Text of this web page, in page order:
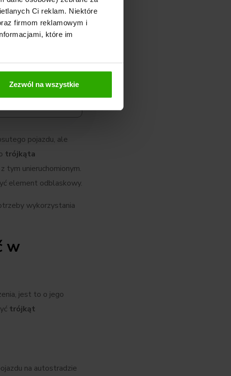
Ci reklam. Niektóre
firmom reklamowym i
które im
Zezwól na wszystkie
– dowiedz się jakie
dokumenty i
pokonać
pojazdu, ale
trójkąta
tym unieruchomionym.
element odblaskowy.
wykorzystania
w
jest to o jego
trójkąt
na autostradzie